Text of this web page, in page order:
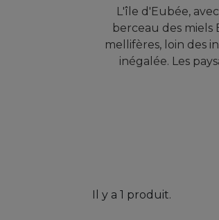
L'île d'Eubée,
berceau des miels
mellifères, loin des
inégalée. Les
Il y a 1 produit.